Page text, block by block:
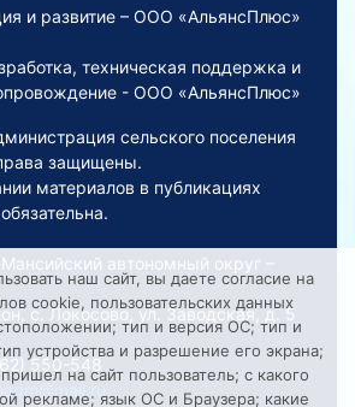
и развитие – ООО «АльянсПлюс»
техническая поддержка и
- ООО «АльянсПлюс»
сельского поселения
защищены.
материалов в публикациях
автономный округ –
с. Локосово, ул. Заводская, д. 5
550-548
наш сайт, вы даете согласие на
cookie, пользовательских данных
тип и версия ОС; тип и
устройства и разрешение его экрана;
на сайт пользователь; с какого
рекламе; язык ОС и Браузера; какие